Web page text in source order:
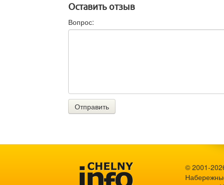
Оставить отзыв
Вопрос:
Отправить
© 2001-